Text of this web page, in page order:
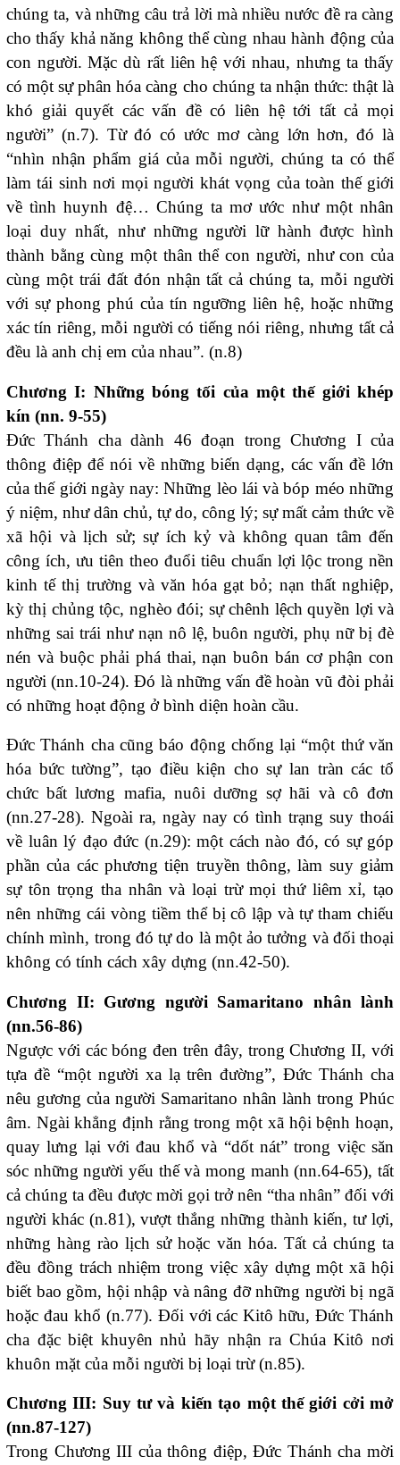
chúng ta, và những câu trả lời mà nhiều nước đề ra càng
cho thấy khả năng không thể cùng nhau hành động của
con người. Mặc dù rất liên hệ với nhau, nhưng ta thấy
có một sự phân hóa càng cho chúng ta nhận thức: thật là
khó giải quyết các vấn đề có liên hệ tới tất cả mọi
người” (n.7). Từ đó có ước mơ càng lớn hơn, đó là
“nhìn nhận phẩm giá của mỗi người, chúng ta có thể
làm tái sinh nơi mọi người khát vọng của toàn thế giới
về tình huynh đệ… Chúng ta mơ ước như một nhân
loại duy nhất, như những người lữ hành được hình
thành bằng cùng một thân thể con người, như con của
cùng một trái đất đón nhận tất cả chúng ta, mỗi người
với sự phong phú của tín ngưỡng liên hệ, hoặc những
xác tín riêng, mỗi người có tiếng nói riêng, nhưng tất cả
đều là anh chị em của nhau”. (n.8)
Chương I: Những bóng tối của một thế giới khép
kín (nn. 9-55)
Đức Thánh cha dành 46 đoạn trong Chương I của
thông điệp để nói về những biến dạng, các vấn đề lớn
của thế giới ngày nay: Những lèo lái và bóp méo những
ý niệm, như dân chủ, tự do, công lý; sự mất cảm thức về
xã hội và lịch sử; sự ích kỷ và không quan tâm đến
công ích, ưu tiên theo đuổi tiêu chuẩn lợi lộc trong nền
kinh tế thị trường và văn hóa gạt bỏ; nạn thất nghiệp,
kỳ thị chủng tộc, nghèo đói; sự chênh lệch quyền lợi và
những sai trái như nạn nô lệ, buôn người, phụ nữ bị đè
nén và buộc phải phá thai, nạn buôn bán cơ phận con
người (nn.10-24). Đó là những vấn đề hoàn vũ đòi phải
có những hoạt động ở bình diện hoàn cầu.
Đức Thánh cha cũng báo động chống lại “một thứ văn
hóa bức tường”, tạo điều kiện cho sự lan tràn các tổ
chức bất lương mafia, nuôi dưỡng sợ hãi và cô đơn
(nn.27-28). Ngoài ra, ngày nay có tình trạng suy thoái
về luân lý đạo đức (n.29): một cách nào đó, có sự góp
phần của các phương tiện truyền thông, làm suy giảm
sự tôn trọng tha nhân và loại trừ mọi thứ liêm xỉ, tạo
nên những cái vòng tiềm thể bị cô lập và tự tham chiếu
chính mình, trong đó tự do là một ảo tưởng và đối thoại
không có tính cách xây dựng (nn.42-50).
Chương II: Gương người Samaritano nhân lành
(nn.56-86)
Ngược với các bóng đen trên đây, trong Chương II, với
tựa đề “một người xa lạ trên đường”, Đức Thánh cha
nêu gương của người Samaritano nhân lành trong Phúc
âm. Ngài khẳng định rằng trong một xã hội bệnh hoạn,
quay lưng lại với đau khổ và “dốt nát” trong việc săn
sóc những người yếu thế và mong manh (nn.64-65), tất
cả chúng ta đều được mời gọi trở nên “tha nhân” đối với
người khác (n.81), vượt thắng những thành kiến, tư lợi,
những hàng rào lịch sử hoặc văn hóa. Tất cả chúng ta
đều đồng trách nhiệm trong việc xây dựng một xã hội
biết bao gồm, hội nhập và nâng đỡ những người bị ngã
hoặc đau khổ (n.77). Đối với các Kitô hữu, Đức Thánh
cha đặc biệt khuyên nhủ hãy nhận ra Chúa Kitô nơi
khuôn mặt của mỗi người bị loại trừ (n.85).
Chương III: Suy tư và kiến tạo một thế giới cởi mở
(nn.87-127)
Trong Chương III của thông điệp, Đức Thánh cha mời